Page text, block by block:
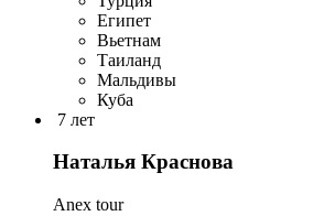
Египет
Вьетнам
Таиланд
Мальдивы
Куба
7 лет
Наталья Краснова
Anex tour